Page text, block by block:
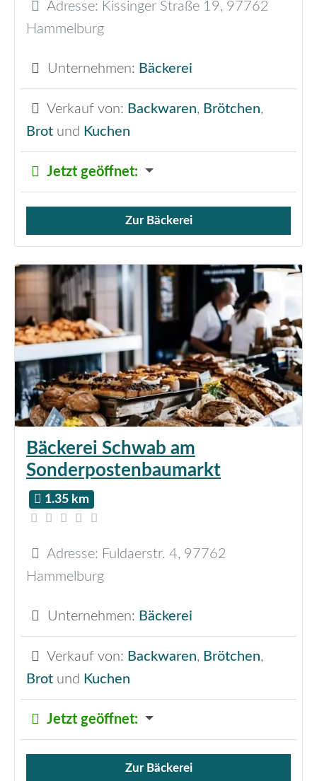
Adresse: Kissinger Straße 19, 97762
Hammelburg
Unternehmen: Bäckerei
Verkauf von: Backwaren, Brötchen,
Brot und Kuchen
Jetzt geöffnet:
Verkauf von Brötchen,
Zur Bäckerei
Bäckerei Schwab am
Sonderpostenbaumarkt
1.35 km
Adresse: Fuldaerstr. 4, 97762
Hammelburg
Unternehmen: Bäckerei
Verkauf von: Backwaren, Brötchen,
Brot und Kuchen
Jetzt geöffnet:
Verkauf von Brötchen,
Zur Bäckerei